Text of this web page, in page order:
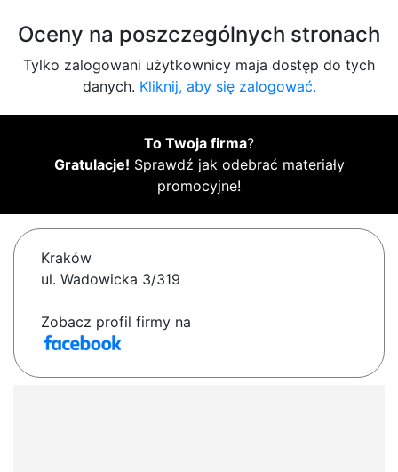
Oceny na poszczególnych stronach
Tylko zalogowani użytkownicy maja dostęp do tych
danych. Kliknij, aby się zalogować.
To Twoja firma?
Gratulacje! Sprawdź jak odebrać materiały
promocyjne!
Kraków
ul. Wadowicka 3/319
Zobacz profil firmy na